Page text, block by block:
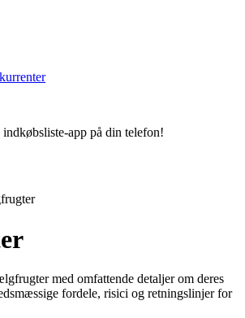
indkøbsliste-app på din telefon!
med omfattende detaljer om deres
fordele, risici og retningslinjer for